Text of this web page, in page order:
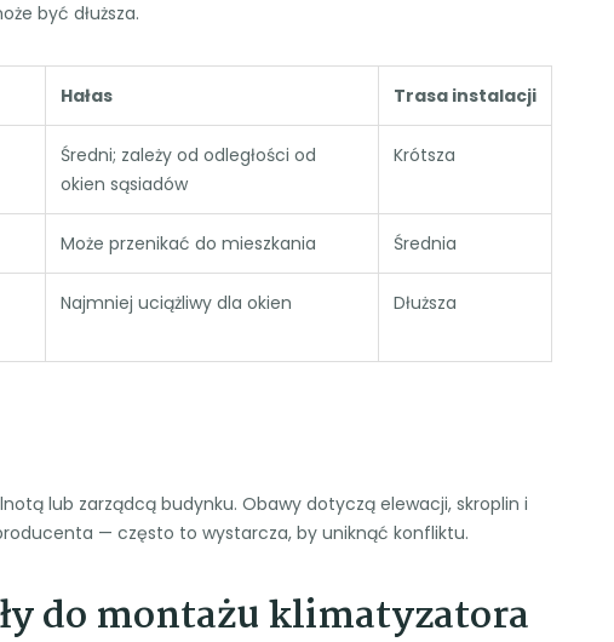
być dłuższa.
Hałas Trasa instalacji
Średni; zależy od odległości od
okien sąsiadów
Krótsza
Może przenikać do mieszkania Średnia
Najmniej uciążliwy dla okien Dłuższa
lub zarządcą budynku. Obawy dotyczą elewacji, skroplin i
— często to wystarcza, by uniknąć konfliktu.
do montażu klimatyzatora